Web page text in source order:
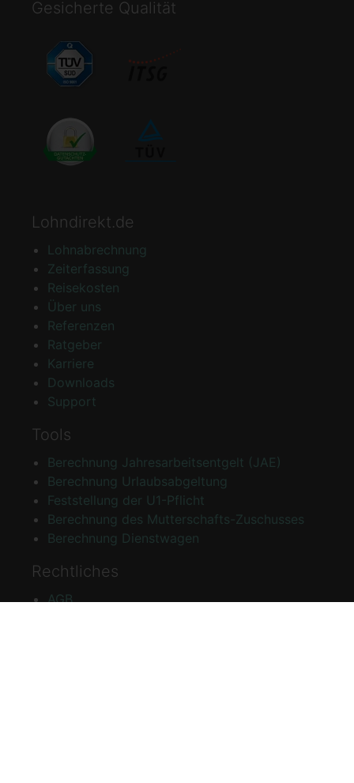
Gesicherte Qualität
Lohndirekt.de
Lohnabrechnung
Zeiterfassung
Reisekosten
Über uns
Referenzen
Ratgeber
Karriere
Downloads
Support
Tools
Berechnung Jahresarbeitsentgelt (JAE)
Berechnung Urlaubsabgeltung
Feststellung der U1-Pflicht
Berechnung des Mutterschafts-Zuschusses
Berechnung Dienstwagen
Rechtliches
AGB